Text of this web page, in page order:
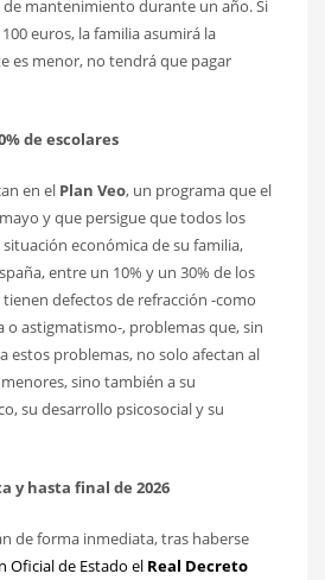
mantenimiento durante un año. Si
euros, la familia asumirá la
es menor, no tendrá que pagar
de escolares
en el Plan Veo, un programa que el
y que persigue que todos los
económica de su familia,
entre un 10% y un 30% de los
defectos de refracción -como
astigmatismo-, problemas que, sin
estos problemas, no solo afectan al
sino también a su
su desarrollo psicosocial y su
y hasta final de 2026
de forma inmediata, tras haberse
Oficial de Estado el Real Decreto